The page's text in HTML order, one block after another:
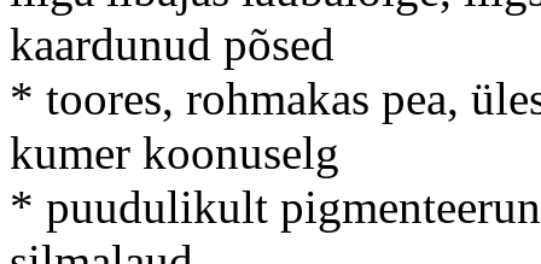
kaardunud põsed
* toores, rohmakas pea,
kumer koonuselg
* puudulikult